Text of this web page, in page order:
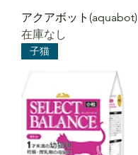
アクアボット(aquabot)
在庫なし
子猫